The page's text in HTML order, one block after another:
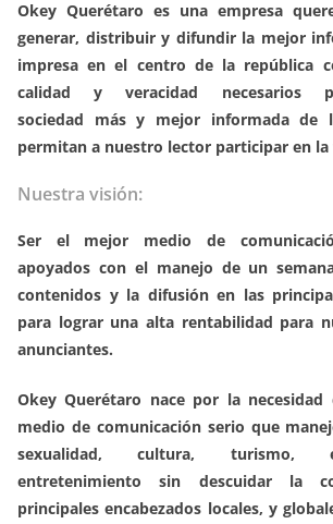
e
b
o
o
k
t
t
e
r
i
l
t
s
A
p
y
L
i
n
e
g
r
a
r
e
Okey Querétaro es una empresa
generar, distribuir y difundir la mejor
impresa en el centro de la república
calidad y veracidad necesarios
sociedad más y mejor informada de
permitan a nuestro lector participar en la
Nuestra visión:
Ser el mejor medio de
apoyados con el manejo de un
contenidos y la difusión en las
para lograr una alta rentabilidad para
anunciantes.
Okey Querétaro nace por la
medio de comunicación serio que
sexualidad, cultura, turismo,
entretenimiento sin descuidar la
principales encabezados locales, y